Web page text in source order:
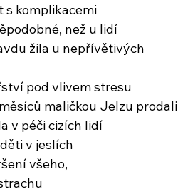
s komplikacemi
než u lidí
žila u nepřívětivých
pod vlivem stresu
maličkou Jelzu prodali
v péči cizích lidí
v jeslích
všeho,